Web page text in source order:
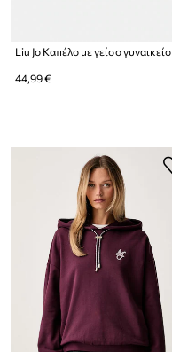
Liu Jo Καπέλο με γείσο γυναικείο
44,99 €